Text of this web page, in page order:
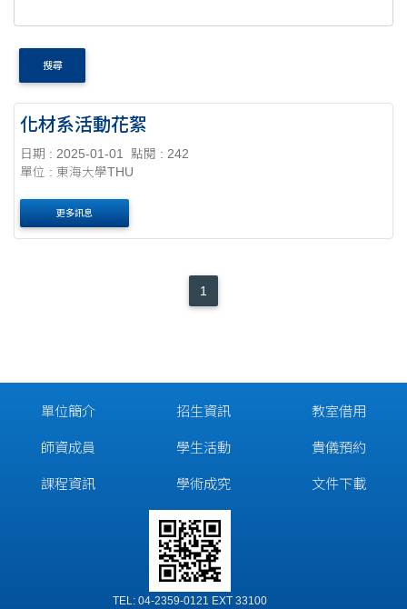
搜尋
化材系活動花絮
日期 : 2025-01-01
點閱 : 242
單位 : 東海大學THU
更多訊息
1
單位簡介
師資成員
課程資訊
招生資訊
學生活動
學術成究
教室借用
貴儀預約
文件下載
TEL: 04-2359-0121 EXT 33100